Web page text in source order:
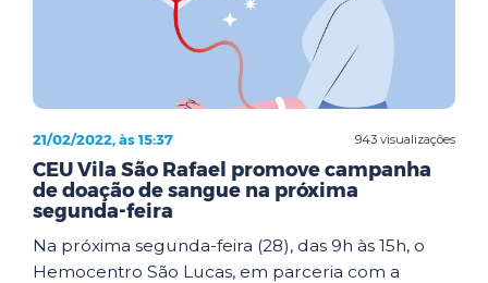
943 visualizações
21/02/2022, às 15:37
CEU Vila São Rafael promove campanha
de doação de sangue na próxima
segunda-feira
Na próxima segunda-feira (28), das 9h às 15h, o
Hemocentro São Lucas, em parceria com a